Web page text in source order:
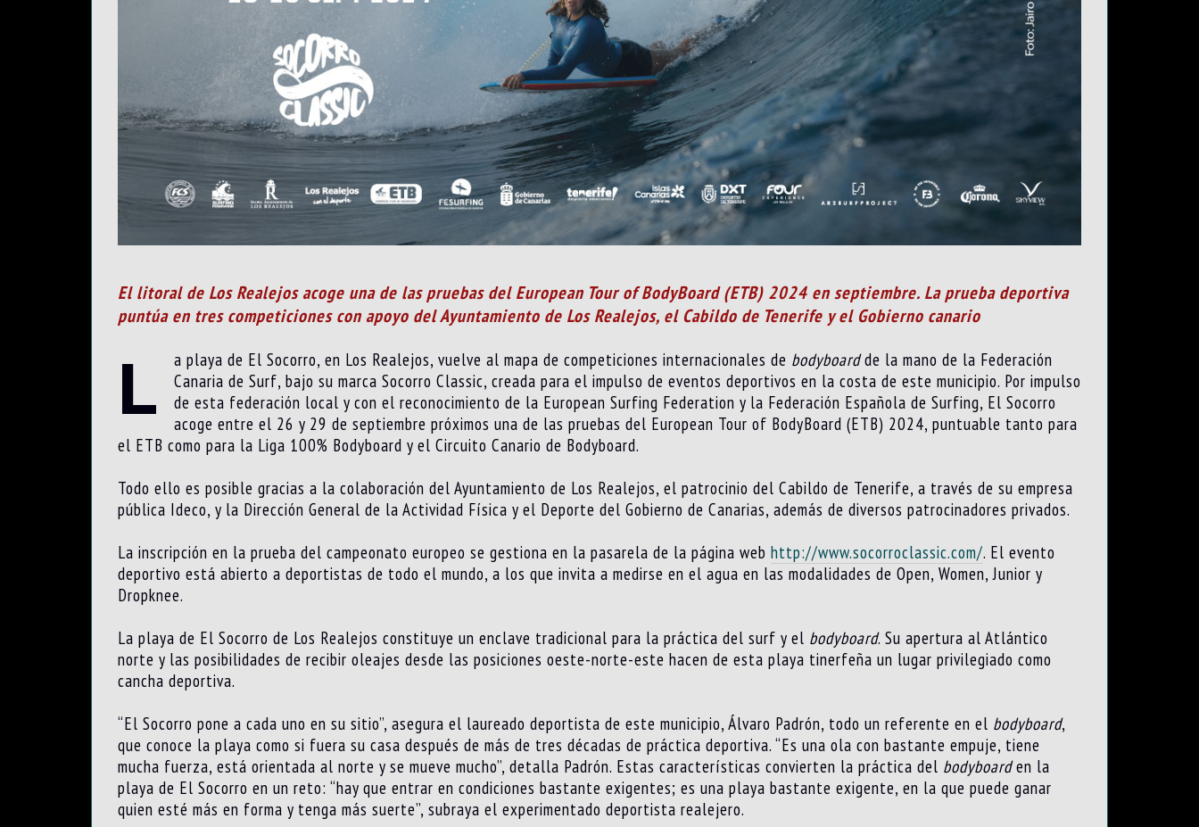
El litoral de Los Realejos acoge una de las pruebas del European Tour of BodyBoard (ETB) 2024 en septiembre. La prueba deportiva
puntúa en tres competiciones con apoyo del Ayuntamiento de Los Realejos, el Cabildo de Tenerife y el Gobierno canario
L a playa de El Socorro, en Los Realejos, vuelve al mapa de competiciones internacionales de bodyboardde la mano de la Federación
Canaria de Surf, bajo su marca Socorro Classic, creada para el impulso de eventos deportivos en la costa de este municipio. Por impulso
de esta federación local y con el reconocimiento de la European Surfing Federation y la Federación Española de Surfing, El Socorro
acoge entre el 26 y 29 de septiembre próximos una de las pruebas del European Tour of BodyBoard (ETB) 2024, puntuable tanto para
el ETB como para la Liga 100% Bodyboard y el Circuito Canario de Bodyboard.
Todo ello es posible gracias a la colaboración del Ayuntamiento de Los Realejos, el patrocinio del Cabildo de Tenerife, a través de su empresa
pública Ideco, y la Dirección General de la Actividad Física y el Deporte del Gobierno de Canarias, además de diversos patrocinadores privados.
La inscripción en la prueba del campeonato europeo se gestiona en la pasarela de la página web http://www.socorroclassic.com/. El evento
deportivo está abierto a deportistas de todo el mundo, a los que invita a medirse en el agua en las modalidades de Open, Women, Junior y
Dropknee.
La playa de El Socorro de Los Realejos constituye un enclave tradicional para la práctica del surf y el bodyboard. Su apertura al Atlántico
norte y las posibilidades de recibir oleajes desde las posiciones oeste-norte-este hacen de esta playa tinerfeña un lugar privilegiado como
cancha deportiva.
“El Socorro pone a cada uno en su sitio”, asegura el laureado deportista de este municipio, Álvaro Padrón, todo un referente en el bodyboard,
que conoce la playa como si fuera su casa después de más de tres décadas de práctica deportiva. “Es una ola con bastante empuje, tiene
mucha fuerza, está orientada al norte y se mueve mucho”, detalla Padrón. Estas características convierten la práctica del bodyboarden la
playa de El Socorro en un reto: “hay que entrar en condiciones bastante exigentes; es una playa bastante exigente, en la que puede ganar
quien esté más en forma y tenga más suerte”, subraya el experimentado deportista realejero.